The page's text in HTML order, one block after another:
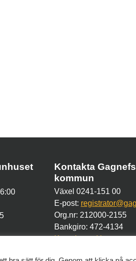
Kontakta Gagnefs
kommun
Växel 0241-151 00
E-post:
Org.nr: 212000-2155
Bankgiro: 472-4134
Kontakt med